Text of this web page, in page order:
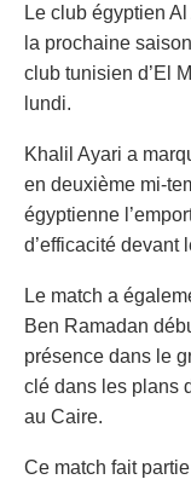
Le club égyptien
la prochaine
club tunisien d’El
lundi.
Khalil Ayari a
en deuxième mi-
égyptienne
d’efficacité devant
Le match a
Ben Ramadan
présence dans le
clé dans les plans
au Caire.
Ce match fait